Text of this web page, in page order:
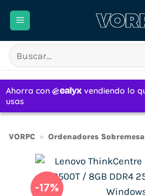
Buscar
por:
VORPC » Ordenadores Sobremesa
-17%